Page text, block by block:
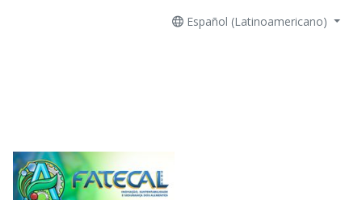
Español (Latinoamericano)